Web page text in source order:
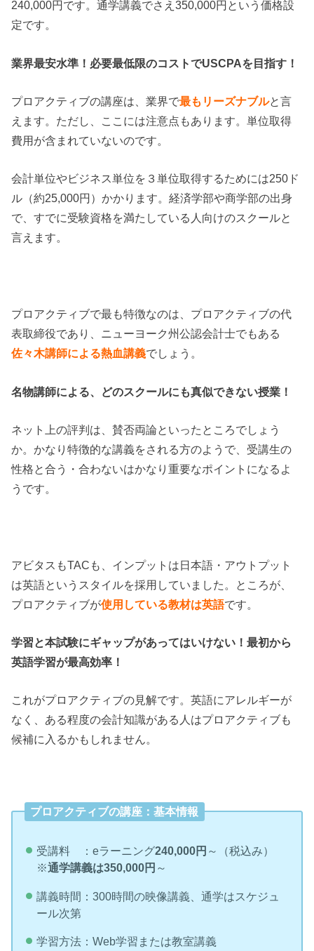
240,000円です。通学講義でさえ350,000円という価格設
定です。
業界最安水準！必要最低限のコストでUSCPAを目指す！
プロアクティブの講座は、業界で最もリーズナブルと言
えます。ただし、ここには注意点もあります。単位取得
費用が含まれていないのです。
会計単位やビジネス単位を３単位取得するためには250ド
ル（約25,000円）かかります。経済学部や商学部の出身
で、すでに受験資格を満たしている人向けのスクールと
言えます。
プロアクティブで最も特徴なのは、プロアクティブの代
表取締役であり、ニューヨーク州公認会計士でもある
佐々木講師による熱血講義でしょう。
名物講師による、どのスクールにも真似できない授業！
ネット上の評判は、賛否両論といったところでしょう
か。かなり特徴的な講義をされる方のようで、受講生の
性格と合う・合わないはかなり重要なポイントになるよ
うです。
アビタスもTACも、インプットは日本語・アウトプット
は英語というスタイルを採用していました。ところが、
プロアクティブが使用している教材は英語です。
学習と本試験にギャップがあってはいけない！最初から
英語学習が最高効率！
これがプロアクティブの見解です。英語にアレルギーが
なく、ある程度の会計知識がある人はプロアクティブも
候補に入るかもしれません。
プロアクティブの講座：基本情報
受講料 ：eラーニング240,000円 ～（税込み）
※通学講義は350,000円 ～
講義時間：300時間の映像講義、通学はスケジュ
ール次第
学習方法：Web学習または教室講義